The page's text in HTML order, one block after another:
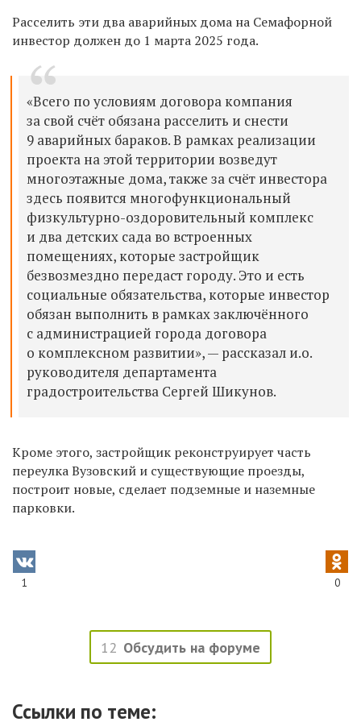
Расселить эти два аварийных дома на Семафорной
инвестор должен до 1 марта 2025 года.
«Всего по условиям договора компания
за свой счёт обязана расселить и снести
9 аварийных бараков. В рамках реализации
проекта на этой территории возведут
многоэтажные дома, также за счёт инвестора
здесь появится многофункциональный
физкультурно-оздоровительный комплекс
и два детских сада во встроенных
помещениях, которые застройщик
безвозмездно передаст городу. Это и есть
социальные обязательства, которые инвестор
обязан выполнить в рамках заключённого
с администрацией города договора
о комплексном развитии», — рассказал и.о.
руководителя департамента
градостроительства Сергей Шикунов.
Кроме этого, застройщик реконструирует часть
переулка Вузовский и существующие проезды,
построит новые, сделает подземные и наземные
парковки.
1 0
12 Обсудить на форуме
Ссылки по теме: